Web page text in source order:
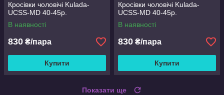
Кросівки чоловічі Kulada-
UCSS-MD 40-45р.
В наявності
830 ₴/пара
Купити
Кросівки чоловічі Kulada-
UCSS-MD 40-45р.
В наявності
830 ₴/пара
Купити
Показати ще